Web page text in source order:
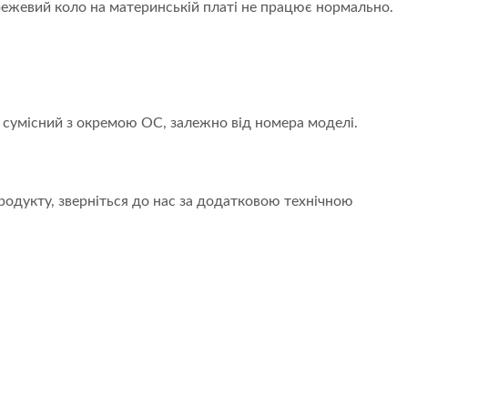
коло на материнській платі не працює нормально.
з окремою ОС, залежно від номера моделі.
зверніться до нас за додатковою технічною